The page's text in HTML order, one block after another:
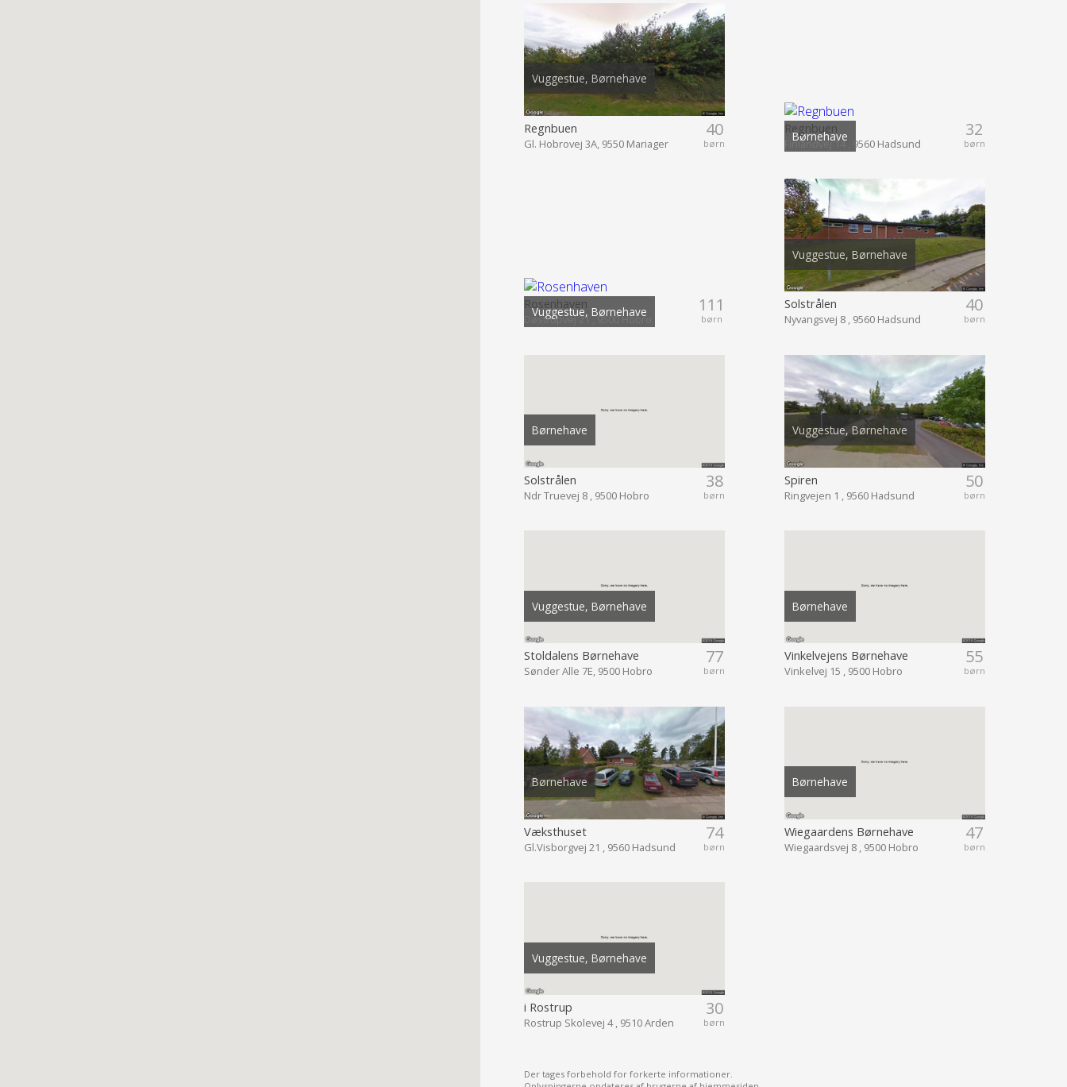
Vuggestue, Børnehave
40
børn
Regnbuen
Gl. Hobrovej 3A, 9550 Mariager Børnehave 32
børn
Regnbuen
Finlandvej 14 , 9560 Hadsund
Vuggestue, Børnehave 111
børn
Rosenhaven
Døstrupvej 21 , 9500 Hobro
Vuggestue, Børnehave
40
børn
Solstrålen
Nyvangsvej 8 , 9560 Hadsund
Børnehave
38
børn
Solstrålen
Ndr Truevej 8 , 9500 Hobro
Vuggestue, Børnehave
50
børn
Spiren
Ringvejen 1 , 9560 Hadsund
Vuggestue, Børnehave
77
børn
Stoldalens Børnehave
Sønder Alle 7E, 9500 Hobro
Børnehave
55
børn
Vinkelvejens Børnehave
Vinkelvej 15 , 9500 Hobro
Børnehave
74
børn
Væksthuset
Gl.Visborgvej 21 , 9560 Hadsund
Børnehave
47
børn
Wiegaardens Børnehave
Wiegaardsvej 8 , 9500 Hobro
Vuggestue, Børnehave
30
børn
i Rostrup
Rostrup Skolevej 4 , 9510 Arden
Der tages forbehold for forkerte informationer.